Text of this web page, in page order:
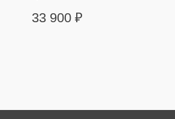
33 900 ₽